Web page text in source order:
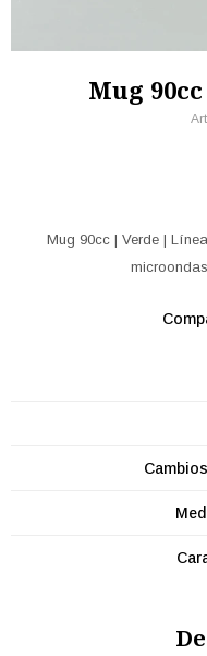
Mug
Mug 90cc | Verde |